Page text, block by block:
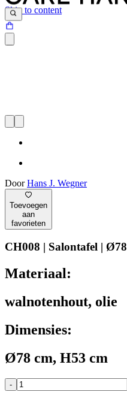
Skip to content
DoorHans J. Wegner
Toevoegen
aan
favorieten
CH008 | Salontafel | Ø78
Materiaal:
walnotenhout, olie
Dimensies:
Ø78 cm, H53 cm
-